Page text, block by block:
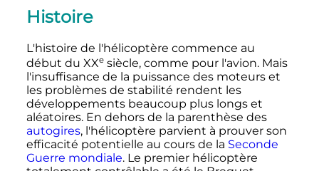
Histoire
L'histoire de l'hélicoptère commence au
début du XXe siècle, comme pour l'avion. Mais
l'insuffisance de la puissance des moteurs et
les problèmes de stabilité rendent les
développements beaucoup plus longs et
aléatoires. En dehors de la parenthèse des
autogires, l'hélicoptère parvient à prouver son
efficacité potentielle au cours de la Seconde
Guerre mondiale. Le premier hélicoptère